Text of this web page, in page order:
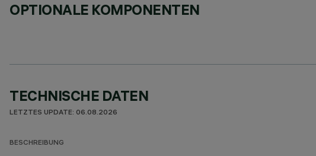
OPTIONALE KOMPONENTEN
TECHNISCHE DATEN
LETZTES UPDATE: 06.08.2026
BESCHREIBUNG